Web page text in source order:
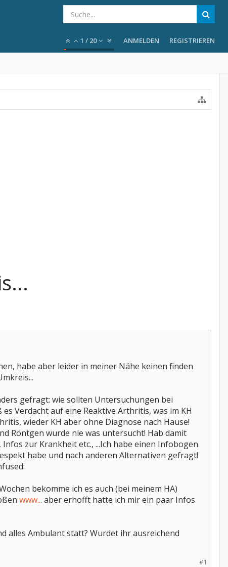
1 / 20 ANMELDEN REGISTRIEREN
habe aber leider in meiner Nähe keinen finden
gefragt: wie sollten Untersuchungen bei
Verdacht auf eine Reaktive Arthritis, was im KH
wieder KH aber ohne Diagnose nach Hause!
Röntgen wurde nie was untersucht! Hab damit
zur Krankheit etc., ...Ich habe einen Infobogen
habe und nach anderen Alternativen gefragt!
bekomme ich es auch (bei meinem HA)
www... aber erhofft hatte ich mir ein paar Infos
alles Ambulant statt? Wurdet ihr ausreichend
#1